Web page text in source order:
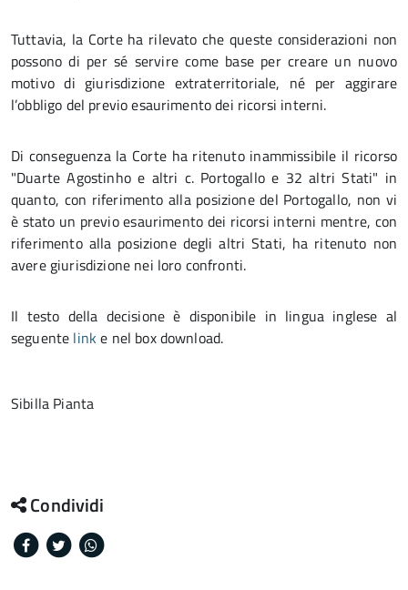
Tuttavia, la Corte ha rilevato che queste considerazioni non
possono di per sé servire come base per creare un nuovo
motivo di giurisdizione extraterritoriale, né per aggirare
l’obbligo del previo esaurimento dei ricorsi interni.
Di conseguenza la Corte ha ritenuto inammissibile il ricorso
"Duarte Agostinho e altri c. Portogallo e 32 altri Stati" in
quanto, con riferimento alla posizione del Portogallo, non vi
è stato un previo esaurimento dei ricorsi interni mentre, con
riferimento alla posizione degli altri Stati, ha ritenuto non
avere giurisdizione nei loro confronti.
Il testo della decisione è disponibile in lingua inglese al
seguente link e nel box download.
Sibilla Pianta
Condividi
Facebook
Twitter